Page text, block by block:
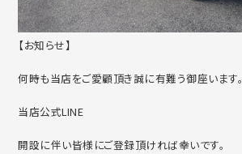
【お知らせ】
何時も当店をご愛顧頂き誠に有難う御座います。
当店公式LINE
開設に伴い皆様にご登録頂ければ幸いです。